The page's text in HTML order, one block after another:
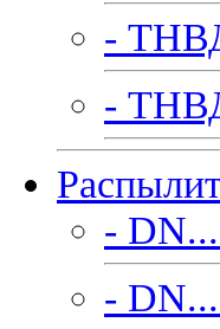
-
-
-
-